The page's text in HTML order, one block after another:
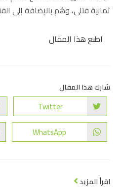
ثمانية قتلى، وهُم بالإضافة إلى
اطبع هذا المقال
شارك هذا المقال
Twitter
WhatsApp
اقرأ المزيد